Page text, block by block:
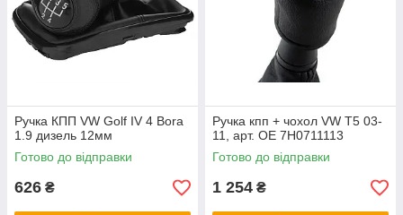
Ручка КПП VW Golf IV 4 Bora
1.9 дизель 12мм
Готово до відправки
626 ₴
Ручка кпп + чохол VW T5 03-
11, арт. OE 7H0711113
Готово до відправки
1 254 ₴